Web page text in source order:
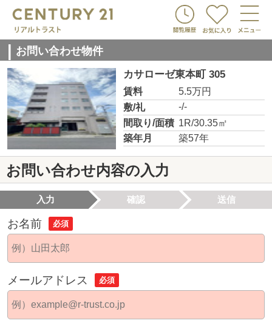
お問い合わせ物件
カサローゼ東本町 305
賃料
5.5万円
敷/礼
-/-
間取り/面積 1R/30.35㎡
築年月
築57年
お問い合わせ内容の入力
入力 確認 送信
お名前 必須
メールアドレス 必須